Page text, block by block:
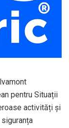
pentru Situații
activități și